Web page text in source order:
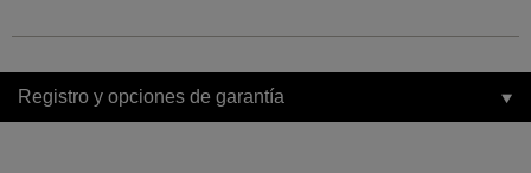
Registro y opciones de garantía